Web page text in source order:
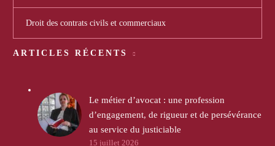
Droit des contrats civils et commerciaux
ARTICLES RÉCENTS
Le métier d’avocat : une profession
d’engagement, de rigueur et de persévérance
au service du justiciable
15 juillet 2026